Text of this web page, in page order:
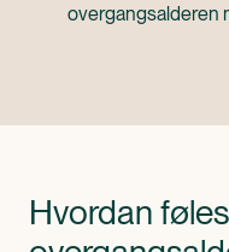
overgangsalderen
Hvordan føles